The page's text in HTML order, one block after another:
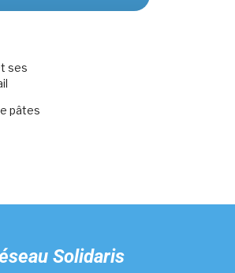
ses
pâtes
Solidaris